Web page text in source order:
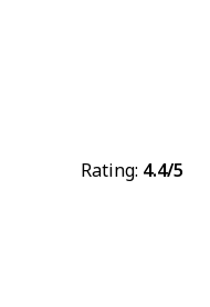
Rating: 4.4/5